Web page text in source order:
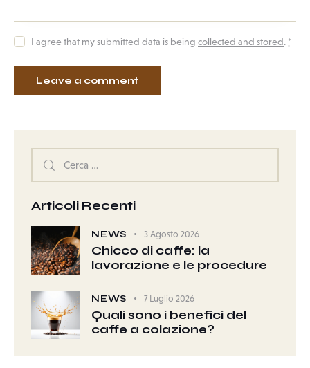
I agree that my submitted data is beingcollected and stored. *
Articoli Recenti
NEWS 3 Agosto 2026
Chicco di caffe: la
lavorazione e le procedure
NEWS 7 Luglio 2026
Quali sono i benefici del
caffe a colazione?